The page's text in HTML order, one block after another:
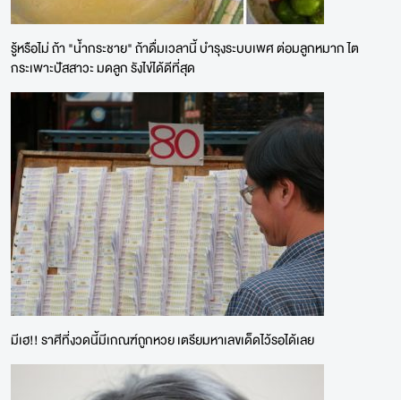
รู้หรือไม่ ถ้า "น้ำกระชาย" ถ้าดื่มเวลานี้ บำรุงระบบเพศ ต่อมลูกหมาก ไต
กระเพาะปัสสาวะ มดลูก รังไข่ได้ดีที่สุด
มีเฮ!! ราศีที่งวดนี้มีเกณฑ์ถูกหวย เตรียมหาเลขเด็ดไว้รอได้เลย